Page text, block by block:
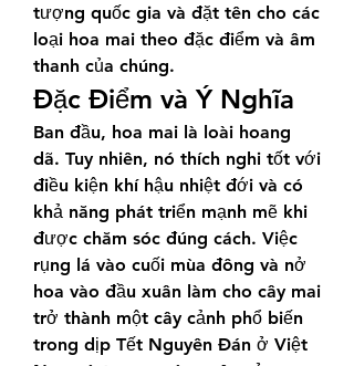
tượng quốc gia và đặt tên cho các
loại hoa mai theo đặc điểm và âm
thanh của chúng.
Đặc Điểm và Ý Nghĩa
Ban đầu, hoa mai là loài hoang
dã. Tuy nhiên, nó thích nghi tốt với
điều kiện khí hậu nhiệt đới và có
khả năng phát triển mạnh mẽ khi
được chăm sóc đúng cách. Việc
rụng lá vào cuối mùa đông và nở
hoa vào đầu xuân làm cho cây mai
trở thành một cây cảnh phổ biến
trong dịp Tết Nguyên Đán ở Việt